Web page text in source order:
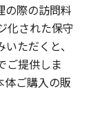
の際の訪問料
化された保守
ただくと、
ご提供しま
体ご購入の販